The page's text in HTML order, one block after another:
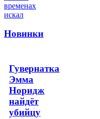
Новинки
Гувернатка
Эмма
Норидж
найдёт
убийцу